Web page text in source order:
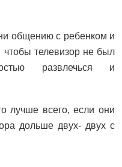
общению с ребенком и
чтобы телевизор не был
развлечься и
лучше всего, если они
дольше двух- двух с